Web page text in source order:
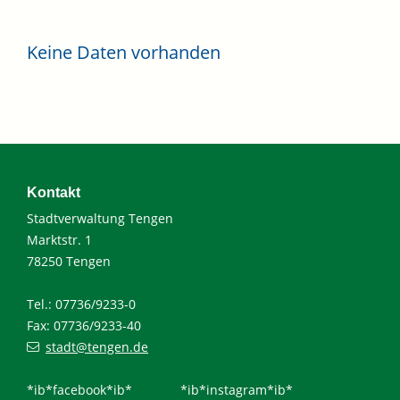
Keine Daten vorhanden
Kontakt
Stadtverwaltung Tengen
Marktstr. 1
78250 Tengen
Tel.: 07736/9233-0
Fax: 07736/9233-40
stadt@tengen.de
*ib*facebook*ib* *ib*instagram*ib*